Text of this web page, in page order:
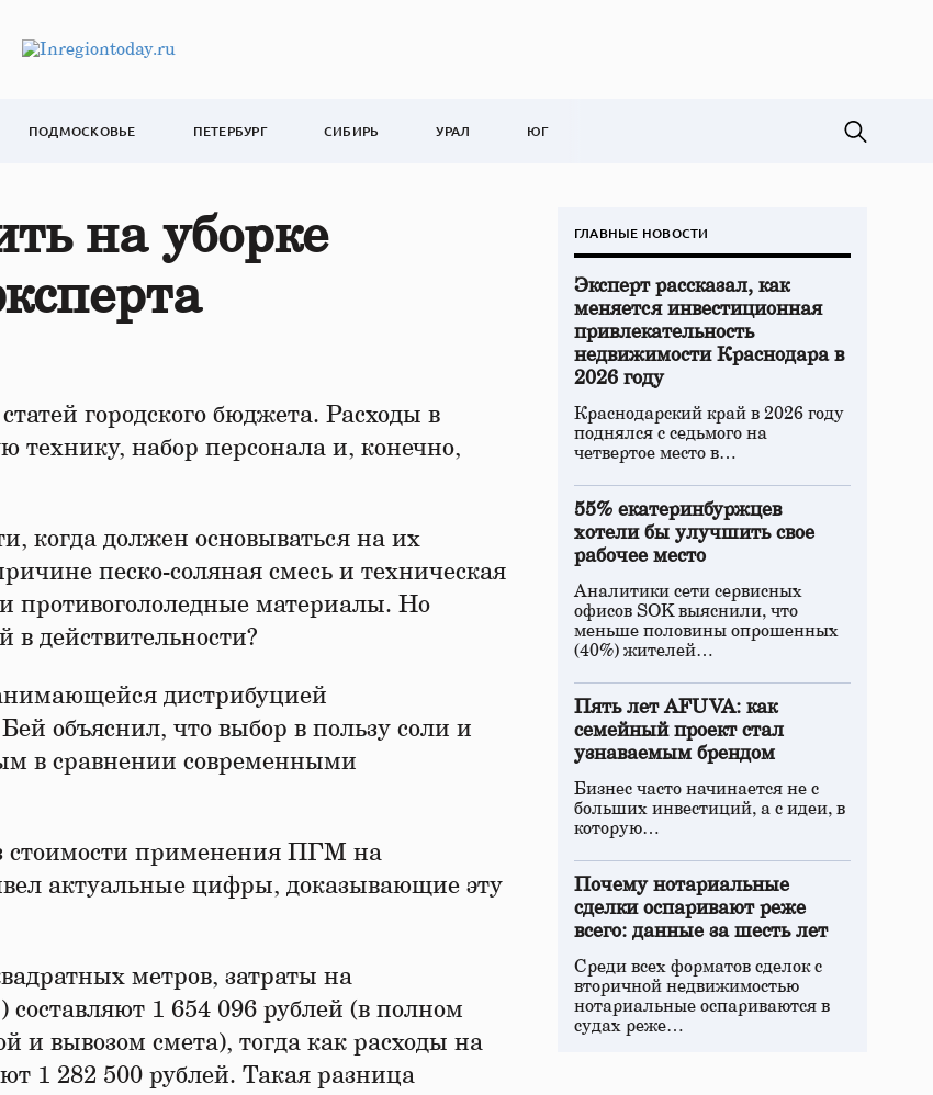
ПОДМОСКОВЬЕ ПЕТЕРБУРГ СИБИРЬ УРАЛ ЮГ
на уборке
городского бюджета. Расходы в
технику, набор персонала и, конечно,
когда должен основываться на их
песко-соляная смесь и техническая
противогололедные материалы. Но
в действительности?
дистрибуцией
объяснил, что выбор в пользу соли и
в сравнении современными
стоимости применения ПГМ на
актуальные цифры, доказывающие эту
метров, затраты на
1 654 096 рублей (в полном
и вывозом смета), тогда как расходы на
1 282 500 рублей. Такая разница
ГЛАВНЫЕ НОВОСТИ
Эксперт рассказал, как
меняется инвестиционная
привлекательность
недвижимости Краснодара в
2026 году
Краснодарский край в 2026 году
поднялся с седьмого на
четвертое место в…
55% екатеринбуржцев
хотели бы улучшить свое
рабочее место
Аналитики сети сервисных
офисов SOK выяснили, что
меньше половины опрошенных
(40%) жителей…
Пять лет AFUVA: как
семейный проект стал
узнаваемым брендом
Бизнес часто начинается не с
больших инвестиций, а с идеи, в
которую…
Почему нотариальные
сделки оспаривают реже
всего: данные за шесть лет
Среди всех форматов сделок с
вторичной недвижимостью
нотариальные оспариваются в
судах реже…